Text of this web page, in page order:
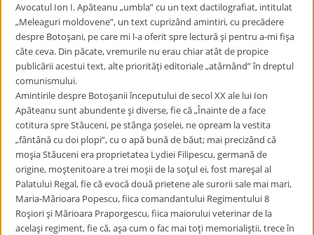
Avocatul Ion I. Apăteanu „umbla” cu un text dactilografiat, intitulat
„Meleaguri moldovene”, un text cuprizând amintiri, cu precădere
despre Botoşani, pe care mi l-a oferit spre lectură şi pentru a-mi fişa
câte ceva. Din păcate, vremurile nu erau chiar atât de propice
publicării acestui text, alte priorităţi editoriale „atârnând” în dreptul
comunismului.
Amintirile despre Botoşanii începutului de secol XX ale lui Ion
Apăteanu sunt abundente şi diverse, fie că „Înainte de a face
cotitura spre Stăuceni, pe stânga şoselei, ne opream la vestita
„fântână cu doi plopi”, cu o apă bună de băut; mai precizând că
moşia Stăuceni era proprietatea Lydiei Filipescu, germană de
origine, moştenitoare a trei moşii de la soţul ei, fost mareşal al
Palatului Regal, fie că evocă două prietene ale surorii sale mai mari,
Maria-Mărioara Popescu, fiica comandantului Regimentului 8
Roşiori şi Mărioara Praporgescu, fiica maiorului veterinar de la
acelaşi regiment, fie că, aşa cum o fac mai toţi memorialiştii, trece în